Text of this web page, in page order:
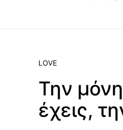
LOVE
Την
έχεις,